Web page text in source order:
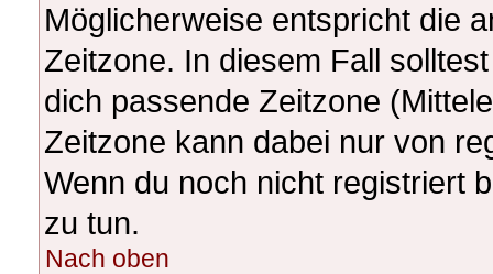
Möglicherweise entspricht die
Zeitzone. In diesem Fall
dich passende Zeitzone
Zeitzone kann dabei nur von
Wenn du noch nicht registriert
zu tun.
Nach oben